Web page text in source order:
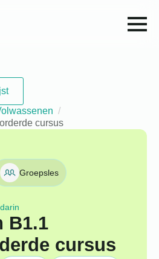
cursus
Groepsles
B1.1
cursus